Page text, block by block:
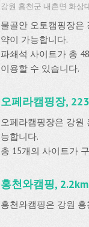
강원 홍천군 내촌면 화상
물골안 오토캠핑장은
약이 가능합니다.
파쇄석 사이트가 총
이용할 수 있습니다.
오페라캠핑장,
오페라캠핑장은 강원
능합니다.
총 15개의 사이트가
홍천와캠핑, 2.2km
홍천와캠핑은 강원